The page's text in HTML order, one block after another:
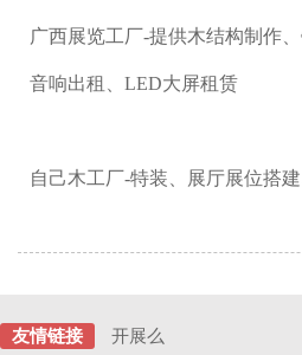
广西展览工厂-提供木结构制作
音响出租、LED大屏租赁
自己木工厂-特装、展厅展位搭
友情链接 开展么